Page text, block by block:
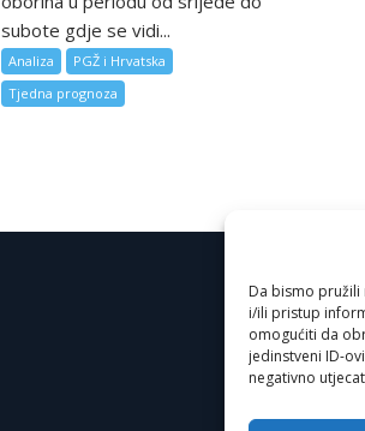
Da bismo
i/ili pristup
omogućiti da
jedinstveni ID-
negativno
subote gdje se vidi...
Analiza
PGŽ i Hrvatska
Tjedna prognoza